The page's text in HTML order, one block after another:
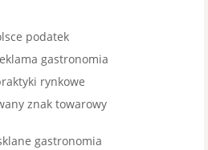
podatek
gastronomia
rynkowe
znak towarowy
gastronomia